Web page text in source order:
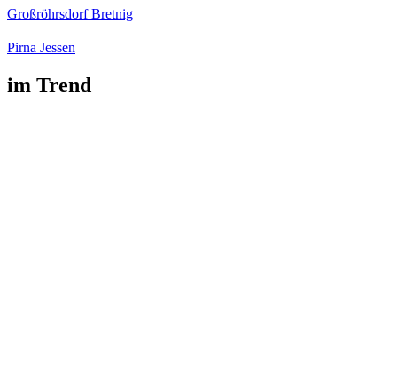
Großröhrsdorf Bretnig
Pirna Jessen
im Trend